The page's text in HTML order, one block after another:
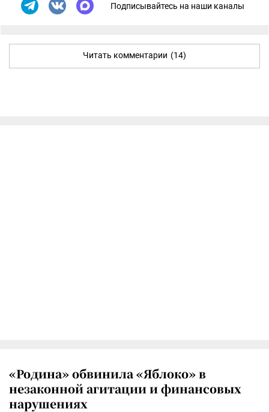
Подписывайтесь на наши каналы
Читать комментарии (14)
«Родина» обвинила «Яблоко» в
незаконной агитации и финансовых
нарушениях